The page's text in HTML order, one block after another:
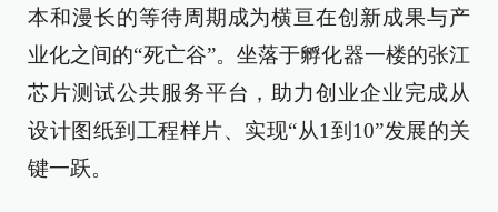
本和漫长的等待周期成为横亘在创新成果与产
业化之间的“死亡谷”。坐落于孵化器一楼的张江
芯片测试公共服务平台，助力创业企业完成从
设计图纸到工程样片、实现“从1到10”发展的关
键一跃。